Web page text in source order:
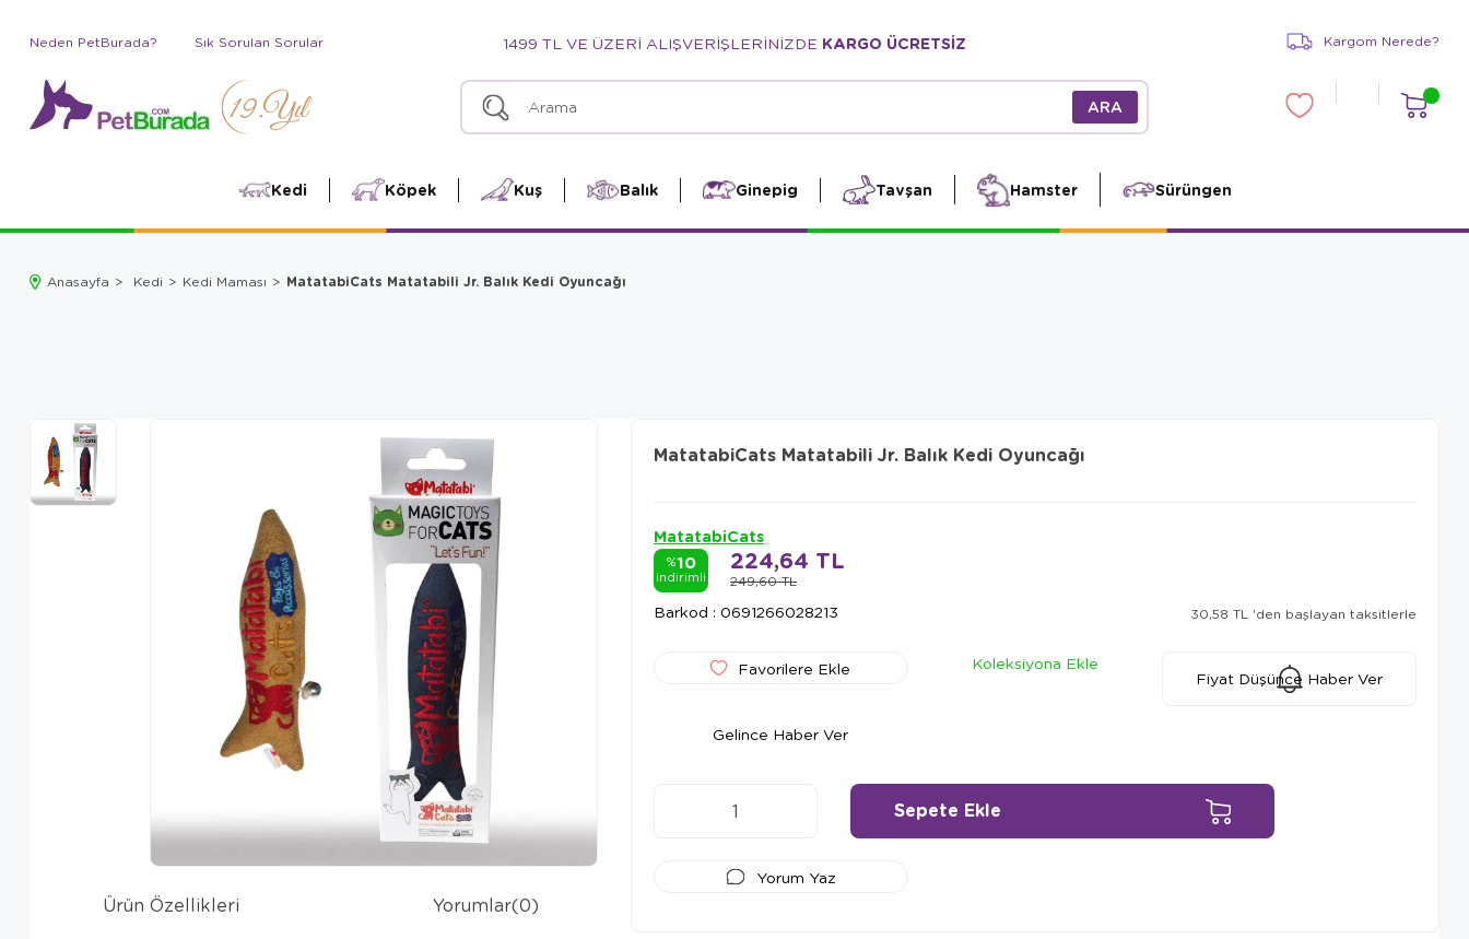
Neden PetBurada? Sık Sorulan Sorular 1499 TL VE ÜZERİ ALIŞVERİŞLERİNİZDE KARGO ÜCRETSİZ Kargom Nerede?
Kedi Köpek Kuş Balık Ginepig Tavşan Hamster Sürüngen
Anasayfa Kedi Kedi Maması MatatabiCats Matatabili Jr. Balık Kedi Oyuncağı
MatatabiCats Matatabili Jr. Balık Kedi Oyuncağı
MatatabiCats
%10
indirimli 249,60 TL
224,64 TL
Barkod : 0691266028213 30,58 TL 'den başlayan taksitlerle
Favorilere Ekle
Koleksiyona Ekle
Fiyat Düşünce Haber Ver
Gelince Haber Ver
Yorum Yaz
Ürün Özellikleri Yorumlar(0)